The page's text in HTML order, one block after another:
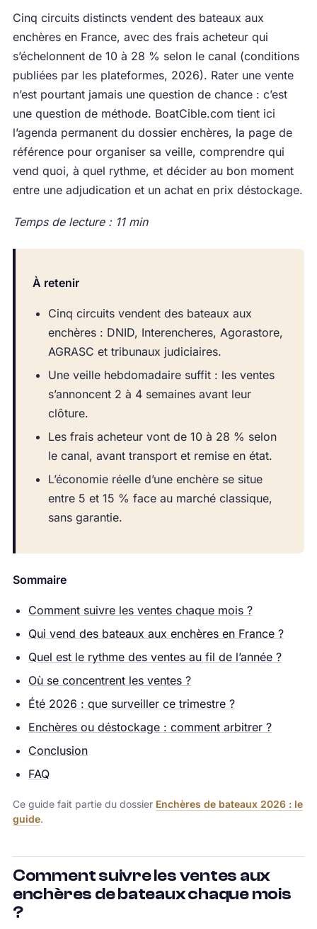
Cinq circuits distincts vendent des bateaux aux
enchères en France, avec des frais acheteur qui
s’échelonnent de 10 à 28 % selon le canal (conditions
publiées par les plateformes, 2026). Rater une vente
n’est pourtant jamais une question de chance : c’est
une question de méthode. BoatCible.com tient ici
l’agenda permanent du dossier enchères, la page de
référence pour organiser sa veille, comprendre qui
vend quoi, à quel rythme, et décider au bon moment
entre une adjudication et un achat en prix déstockage.
Temps de lecture : 11 min
À retenir
Cinq circuits vendent des bateaux aux
enchères : DNID, Interencheres, Agorastore,
AGRASC et tribunaux judiciaires.
Une veille hebdomadaire suffit : les ventes
s’annoncent 2 à 4 semaines avant leur
clôture.
Les frais acheteur vont de 10 à 28 % selon
le canal, avant transport et remise en état.
L’économie réelle d’une enchère se situe
entre 5 et 15 % face au marché classique,
sans garantie.
Sommaire
Comment suivre les ventes chaque mois ?
Qui vend des bateaux aux enchères en France ?
Quel est le rythme des ventes au fil de l’année ?
Où se concentrent les ventes ?
Été 2026 : que surveiller ce trimestre ?
Enchères ou déstockage : comment arbitrer ?
Conclusion
FAQ
Ce guide fait partie du dossier Enchères de bateaux 2026 : le
guide.
Comment suivre les ventes aux
enchères de bateaux chaque mois
?